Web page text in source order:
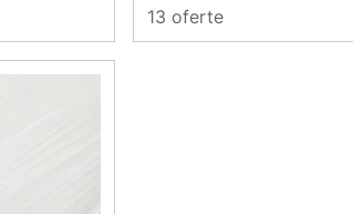
13 oferte